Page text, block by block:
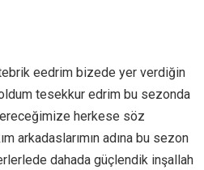
eedrim bizede yer verdiğin
tesekkur edrim bu sezonda
herkese söz
arkadaslarımın adına bu sezon
dahada güçlendik inşallah